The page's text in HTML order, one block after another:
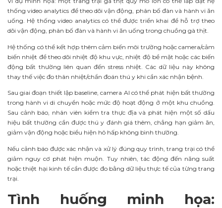
thống video analytics để theo dõi vận động, phân bố đàn và hành vi ăn
uống. Hệ thống video analytics có thể được triển khai để hỗ trợ theo
dõi vận động, phân bố đàn và hành vi ăn uống trong chuồng gà thịt.
Hệ thống có thể kết hợp thêm cảm biến môi trường hoặc camera/cảm
biến nhiệt để theo dõi nhiệt độ khu vực, nhiệt độ bề mặt hoặc các biến
động bất thường liên quan đến stress nhiệt. Các dữ liệu này không
thay thế việc đo thân nhiệt/chẩn đoán thú y khi cần xác nhận bệnh.
Sau giai đoạn thiết lập baseline, camera AI có thể phát hiện bất thường
trong hành vi di chuyển hoặc mức độ hoạt động ở một khu chuồng.
Sau cảnh báo, nhân viên kiểm tra thực địa và phát hiện một số dấu
hiệu bất thường cần được thú y đánh giá thêm, chẳng hạn giảm ăn,
giảm vận động hoặc biểu hiện hô hấp không bình thường.
Nếu cảnh báo được xác nhận và xử lý đúng quy trình, trang trại có thể
giảm nguy cơ phát hiện muộn. Tuy nhiên, tác động đến năng suất
hoặc thiệt hại kinh tế cần được đo bằng dữ liệu thực tế của từng trang
trại.
Tình huống minh họa: